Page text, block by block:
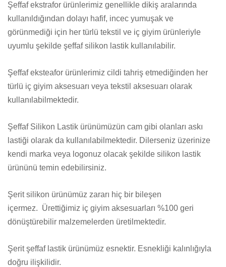
Şeffaf ekstrafor ürünlerimiz genellikle dikiş aralarında
kullanıldığından dolayı hafif, incec yumuşak ve
görünmediği için her türlü tekstil ve iç giyim ürünleriyle
uyumlu şekilde şeffaf silikon lastik kullanılabilir.
Şeffaf eksteafor ürünlerimiz cildi tahriş etmediğinden her
türlü iç giyim aksesuarı veya tekstil aksesuarı olarak
kullanılabilmektedir.
Şeffaf Silikon Lastik ürünümüzün cam gibi olanları askı
lastiği olarak da kullanılabilmektedir. Dilerseniz üzerinize
kendi marka veya logonuz olacak şekilde silikon lastik
ürününü temin edebilirsiniz.
Şerit silikon ürünümüz zararı hiç bir bileşen
içermez. Ürettiğimiz iç giyim aksesuarları %100 geri
dönüştürebilir malzemelerden üretilmektedir.
Şerit şeffaf lastik ürünümüz esnektir. Esnekliği kalınlığıyla
doğru ilişkilidir.